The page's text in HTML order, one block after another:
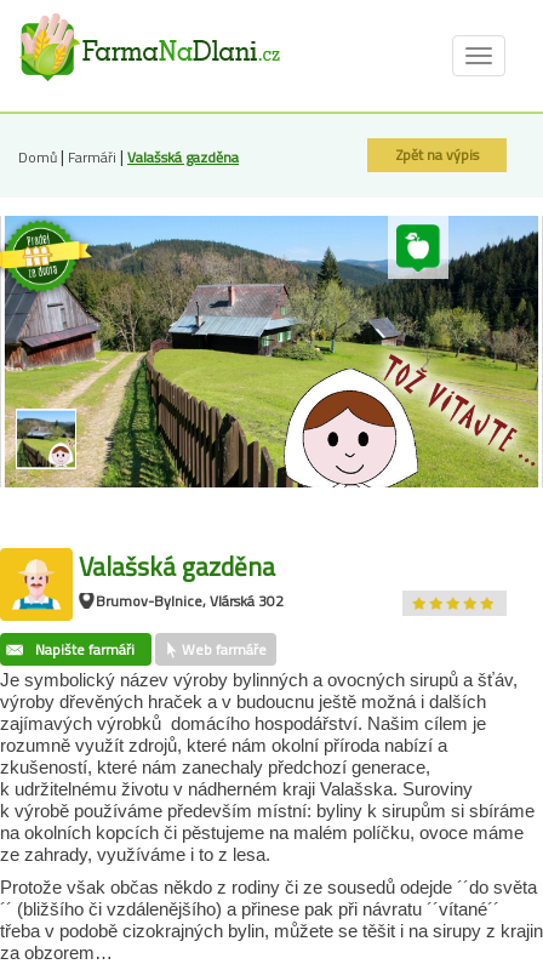
Toggle
Domů| Farmáři | Valašská gazděna Zpět na výpis
Valašská gazděna
Brumov-Bylnice, Vlárská 302
Napište farmáři Web farmáře
Je symbolický název výroby bylinných a ovocných sirupů a šťáv,
výroby dřevěných hraček a v budoucnu ještě možná i dalších
zajímavých výrobků domácího hospodářství. Našim cílem je
rozumně využít zdrojů, které nám okolní příroda nabízí a
zkušeností, které nám zanechaly předchozí generace,
k udržitelnému životu v nádherném kraji Valašska. Suroviny
k výrobě používáme především místní: byliny k sirupům si sbíráme
na okolních kopcích či pěstujeme na malém políčku, ovoce máme
ze zahrady, využíváme i to z lesa.
Protože však občas někdo z rodiny či ze sousedů odejde ´´do světa
´´ (bližšího či vzdálenějšího) a přinese pak při návratu ´´vítané´´
třeba v podobě cizokrajných bylin, můžete se těšit i na sirupy z krajin
za obzorem…